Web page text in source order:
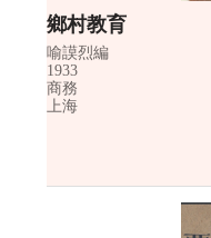
鄉村教育
喻謨烈編
1933
商務
上海